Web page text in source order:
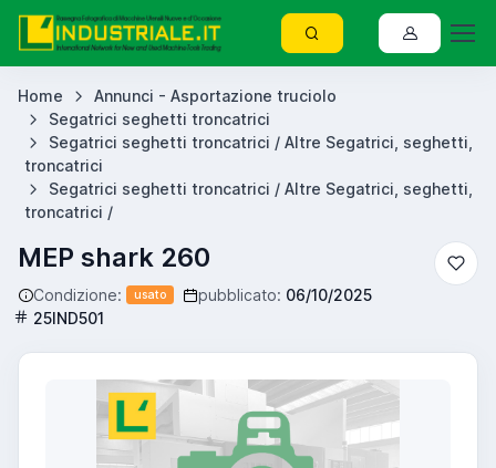
Home
Annunci - Asportazione truciolo
Segatrici seghetti troncatrici
Segatrici seghetti troncatrici / Altre Segatrici, seghetti,
troncatrici
Segatrici seghetti troncatrici / Altre Segatrici, seghetti,
troncatrici /
MEP shark 260
Condizione: usato pubblicato: 06/10/2025
25IND501